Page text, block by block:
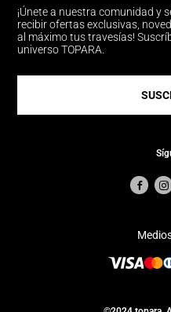
¡Únete a nuestra comunidad y
recibir ofertas exclusivas,
al máximo tus travesías!
universo TOPARA.